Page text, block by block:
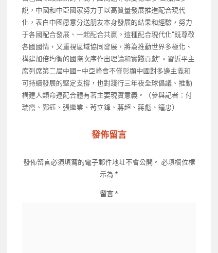
說，中國和中亞國家努力于以高質量發展推進配合現代
化，表白中國愿意分送朋友本身發展的結果和經驗，努力
于各國配合發展、一起配合共贏。這種配合現代化“既尊敬
各國國情，又重視區域協同發展，將為推動世界多極化、
構建加倍均衡的國際次序作出理論和實踐貢獻”。習近平主
席列席第二屆中國—中亞峰會不僅彰顯中國對多邊主義和
可持續發展的堅定支撐，也對踐行三年夜全球倡議、推動
構建人類命運配合體有著主要現實意義。（參與記者：付
瑞霞、鄭鈺、張繼業、茍立鋒、蔣超、蔣彪、鐘忠）
發佈留言
發佈留言必須填寫的電子郵件地址不會公開。 必填欄位標
示為 *
留言*